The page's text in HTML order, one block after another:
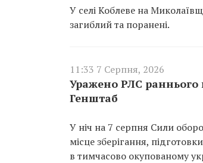
У селі Коблеве на
загиблий та поранені.
11:33 7 Серпня, 2026
Уражено РЛС раннього
Генштаб
У ніч на 7 серпня Сили
місце зберігання,
в тимчасово окупованому